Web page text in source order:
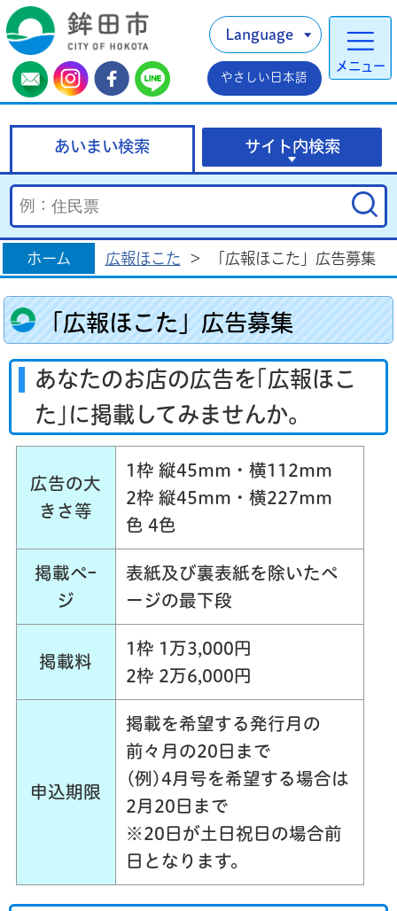
メニュー
Language
やさしい日本語
あいまい検索 サイト内検索
ホーム 広報ほこた > 「広報ほこた」広告募集
「広報ほこた」広告募集
あなたのお店の広告を｢広報ほこ
た｣に掲載してみませんか。
広告の大
きさ等
1枠 縦45mm・横112mm
2枠 縦45mm・横227mm
色 4色
掲載ペｰ
ジ
表紙及び裏表紙を除いたペ
ージの最下段
掲載料
1枠 1万3,000円
2枠 2万6,000円
申込期限
掲載を希望する発行月の
前々月の20日まで
(例)4月号を希望する場合は
2月20日まで
※20日が土日祝日の場合前
日となります。